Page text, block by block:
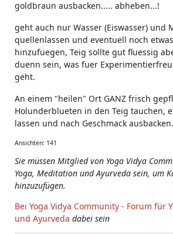
goldbraun ausbacken..... abheben...!
geht auch nur Wasser (Eiswasser) und
quellenlassen und eventuell noch
hinzufuegen, Teig sollte gut fluessig
duenn sein, was fuer
geht.
An einem "heilen" Ort GANZ frisch
Holunderblueten in den Teig tauchen,
lassen und nach Geschmack
Ansichten: 141
Sie müssen Mitglied von Yoga Vidya
Yoga, Meditation und Ayurveda sein, um
hinzuzufügen.
Bei Yoga Vidya Community - Forum für
und Ayurveda dabei sein